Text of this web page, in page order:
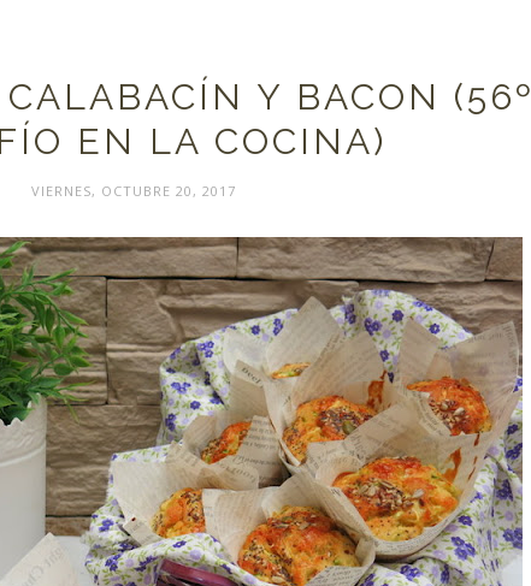
Y BACON (56º
EN LA COCINA)
VIERNES, OCTUBRE 20, 2017